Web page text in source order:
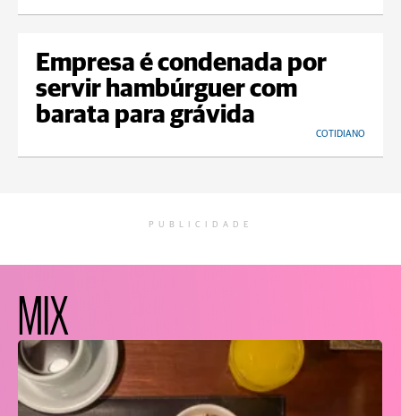
Empresa é condenada por
servir hambúrguer com
barata para grávida
COTIDIANO
PUBLICIDADE
MIX